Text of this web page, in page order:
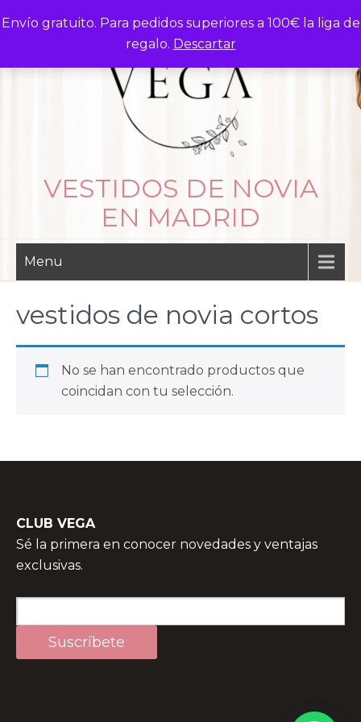
Envío gratuito. Para pedidos superiores a 100€ la liga de
regalo. Descartar
to
VESTIDOS DE NOVIA
EN MADRID
Menu
vestidos de novia cortos
No se han encontrado productos que
coincidan con tu selección.
CLUB VEGA
Sé la primera en conocer novedades y ventajas
exclusivas.